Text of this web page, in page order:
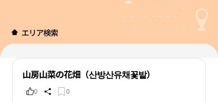
エリア検索
山房山菜の花畑（산방산유채꽃밭）
0 0